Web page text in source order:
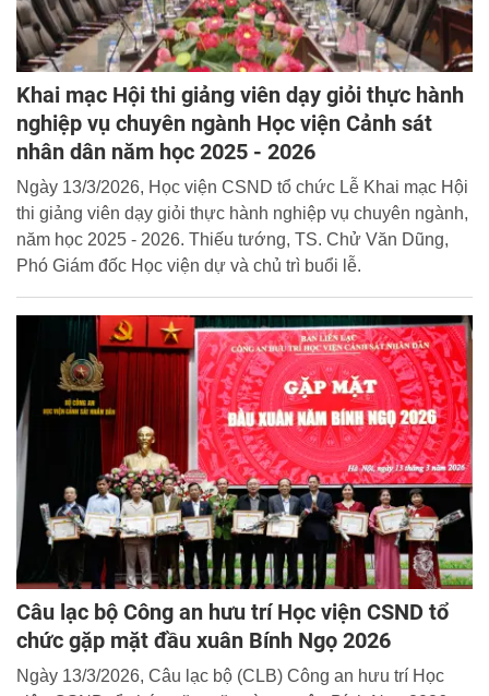
Khai mạc Hội thi giảng viên dạy giỏi thực hành
nghiệp vụ chuyên ngành Học viện Cảnh sát
nhân dân năm học 2025 - 2026
Ngày 13/3/2026, Học viện CSND tổ chức Lễ Khai mạc Hội
thi giảng viên dạy giỏi thực hành nghiệp vụ chuyên ngành,
năm học 2025 - 2026. Thiếu tướng, TS. Chử Văn Dũng,
Phó Giám đốc Học viện dự và chủ trì buổi lễ.
Câu lạc bộ Công an hưu trí Học viện CSND tổ
chức gặp mặt đầu xuân Bính Ngọ 2026
Ngày 13/3/2026, Câu lạc bộ (CLB) Công an hưu trí Học